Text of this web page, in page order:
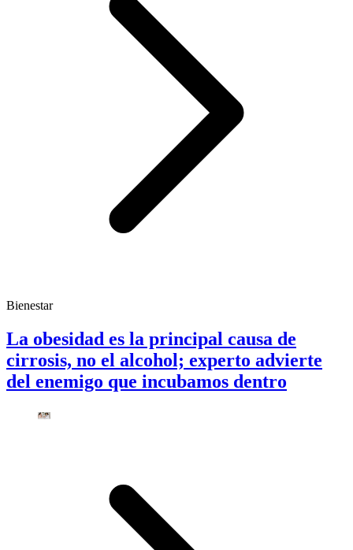
Bienestar
La obesidad es la principal causa de
cirrosis, no el alcohol; experto advierte
del enemigo que incubamos dentro